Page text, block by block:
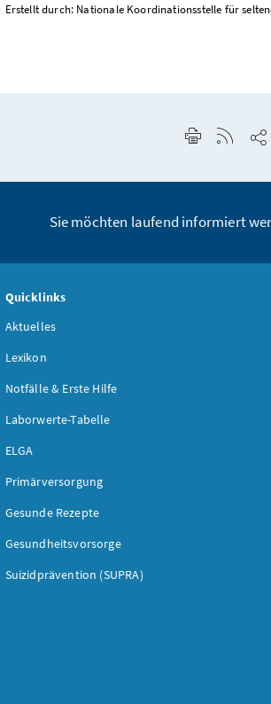
Erstellt durch: Nationale Koordinationsstelle für
SeiteRSS-
Sie möchten laufend informiert
Quicklinks
Aktuelles
Lexikon
Notfälle & Erste Hilfe
Laborwerte-Tabelle
ELGA
Primärversorgung
Gesunde Rezepte
Gesundheitsvorsorge
Suizidprävention (SUPRA)